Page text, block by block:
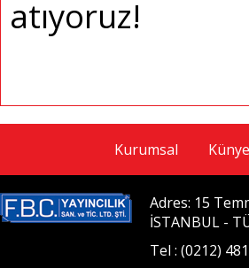
atıyoruz!
Kurumsal Künye
Adres: 15
İSTANBUL -
Tel : (0212)